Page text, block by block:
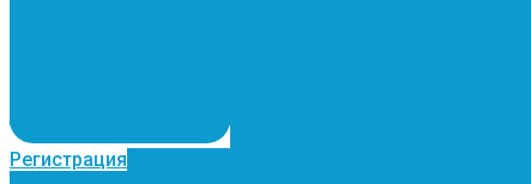
Регистрация